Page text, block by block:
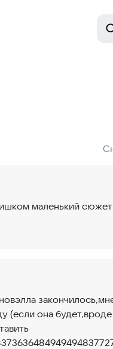
маленький сюжет
(если она будет,вроде